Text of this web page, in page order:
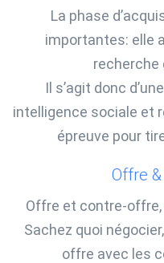
La phase
importantes: elle
recherche
Il s’agit donc
intelligence sociale et
épreuve pour
Offre
Offre et contre-offre,
Sachez quoi
offre avec les